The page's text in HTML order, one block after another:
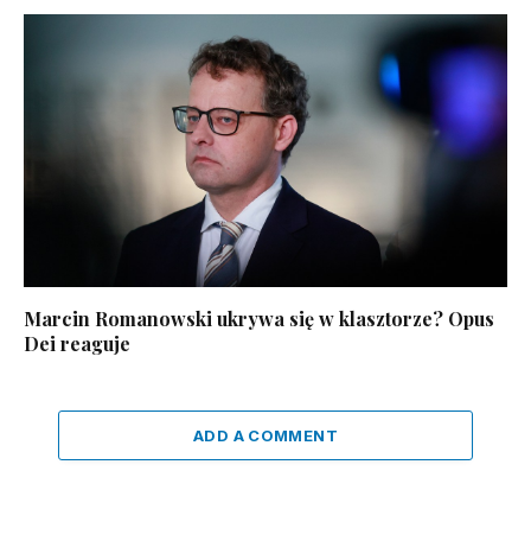
Marcin Romanowski ukrywa się w klasztorze? Opus
Dei reaguje
ADD A COMMENT